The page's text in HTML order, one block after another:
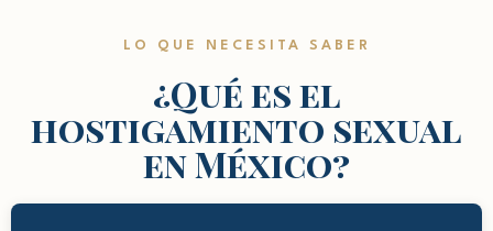
LO QUE NECESITA SABER
¿Qué es el
hostigamiento sexual
en México?